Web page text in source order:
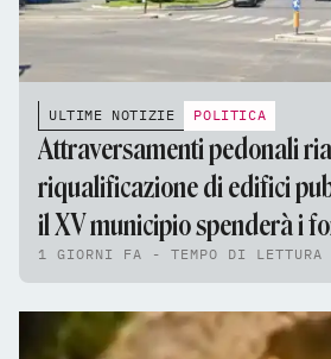
ULTIME NOTIZIE POLITICA
Attraversamenti pedonali
riqualificazione di edifici
il XV municipio spenderà i
dell'assestamento di bilancio
1 GIORNI FA - TEMPO DI